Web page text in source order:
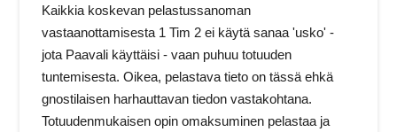
Kaikkia koskevan pelastussanoman
vastaanottamisesta 1 Tim 2 ei käytä sanaa 'usko' -
jota Paavali käyttäisi - vaan puhuu totuuden
tuntemisesta. Oikea, pelastava tieto on tässä ehkä
gnostilaisen harhauttavan tiedon vastakohtana.
Totuudenmukaisen opin omaksuminen pelastaa ja